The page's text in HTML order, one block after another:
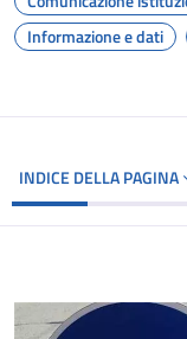
Informazione e dati
INDICE DELLA PAGINA